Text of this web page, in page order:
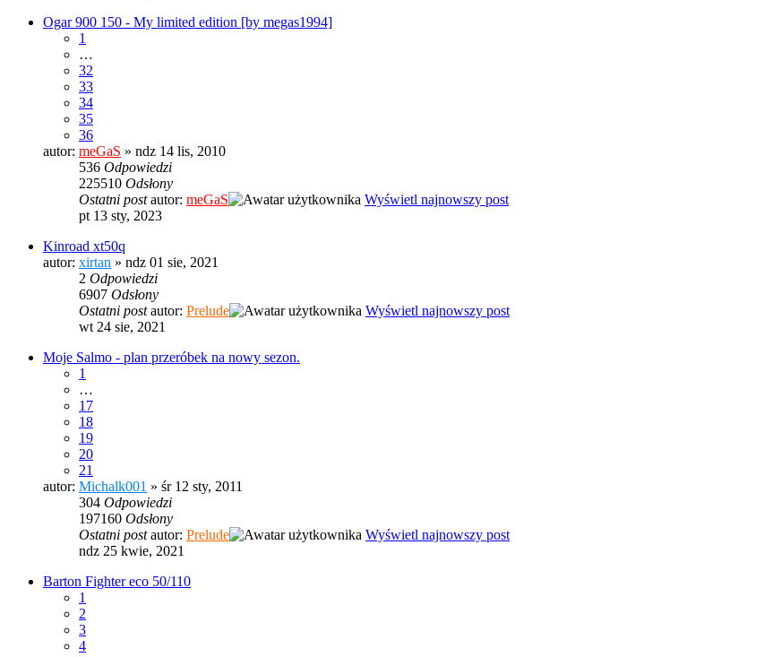
Ogar 900 150 - My limited edition [by megas1994]
1
…
32
33
34
35
36
autor: meGaS » ndz 14 lis, 2010
536 Odpowiedzi
225510 Odsłony
Ostatni postautor: meGaS
Wyświetl najnowszy post
pt 13 sty, 2023
Kinroad xt50q
autor: xirtan » ndz 01 sie, 2021
2 Odpowiedzi
6907 Odsłony
Ostatni postautor: Prelude
Wyświetl najnowszy post
wt 24 sie, 2021
Moje Salmo - plan przeróbek na nowy sezon.
1
…
17
18
19
20
21
autor: Michalk001 » śr 12 sty, 2011
304 Odpowiedzi
197160 Odsłony
Ostatni postautor: Prelude
Wyświetl najnowszy post
ndz 25 kwie, 2021
Barton Fighter eco 50/110
1
2
3
4